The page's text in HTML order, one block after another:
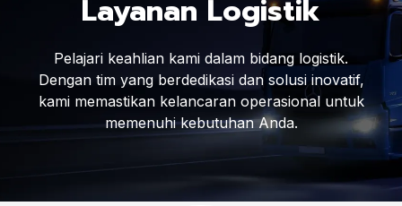
Layanan Logistik
Pelajari keahlian kami dalam bidang logistik.
Dengan tim yang berdedikasi dan solusi inovatif,
kami memastikan kelancaran operasional untuk
memenuhi kebutuhan Anda.